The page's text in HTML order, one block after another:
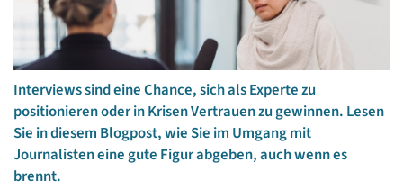
Interviews sind eine Chance, sich als Experte zu
positionieren oder in Krisen Vertrauen zu gewinnen. Lesen
Sie in diesem Blogpost, wie Sie im Umgang mit
Journalisten eine gute Figur abgeben, auch wenn es
brennt.